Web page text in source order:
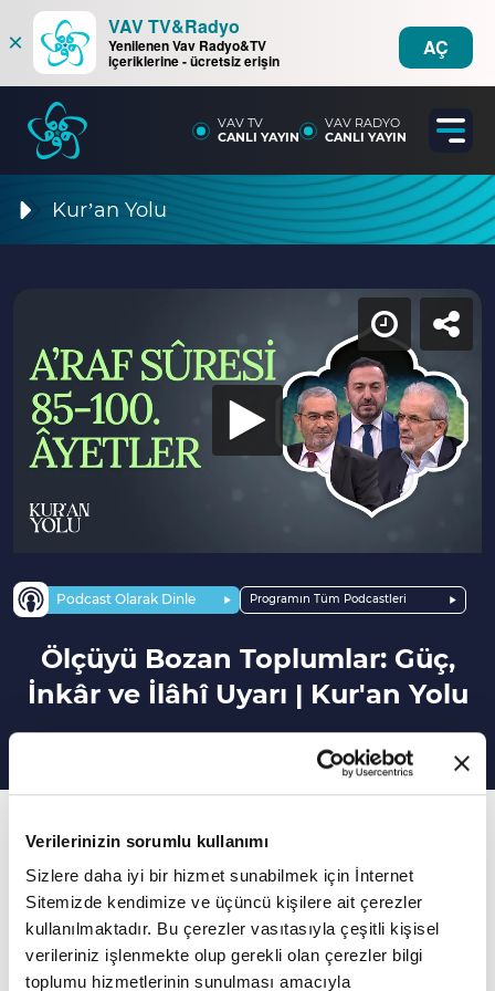
Verilerinizin sorumlu kullanımı
Sizlere daha iyi bir hizmet sunabilmek için İnternet
Sitemizde kendimize ve üçüncü kişilere ait çerezler
kullanılmaktadır. Bu çerezler vasıtasıyla çeşitli kişisel
verileriniz işlenmekte olup gerekli olan çerezler bilgi
toplumu hizmetlerinin sunulması amacıyla
×
VAV TV&Radyo
Yenilenen Vav Radyo&TV
içeriklerine - ücretsiz erişin
AÇ
VAV TV
CANLI YAYIN
VAV RADYO
CANLI YAYIN
Kur’an Yolu
Podcast Olarak Dinle Programın Tüm Podcastleri
Ölçüyü Bozan Toplumlar: Güç,
İnkâr ve İlâhî Uyarı | Kur'an Yolu
Kur'an'da ölçü ve tartı ile ilgili hangi uyarılar
yapılır?
Bireysel fikirlerden nefsi yorumlardan uzak
hiçbir farklılığımızın söz konusu olmayacağı bir